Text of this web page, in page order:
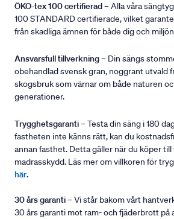
ÖKO-tex 100 certifierad– Alla våra
100 STANDARD certifierade, vilket
från skadliga ämnen för både dig och
Ansvarsfull tillverkning– Din sängs
obehandlad svensk gran, noggrant utvald
skogsbruk som värnar om både naturen
generationer.
Trygghetsgaranti– Testa din säng i 180
fastheten inte känns rätt, kan du
annan fasthet. Detta gäller när du köper till
madrasskydd. Läs mer om villkoren för
här.
30 års garanti– Vi står bakom vårt
30 års garanti mot ram- och fjäderbrott på